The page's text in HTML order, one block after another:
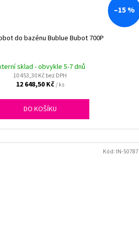
–15 %
do bazénu Bublue Bubot 700P
sklad - obvykle 5-7 dnů
10 453,30 Kč bez DPH
12 648,50 Kč/ ks
DO KOŠÍKU
Kód: IN-50787